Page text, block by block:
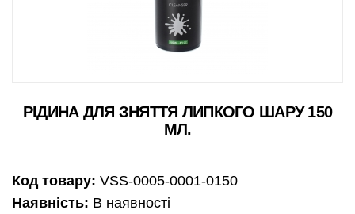
РІДИНА ДЛЯ ЗНЯТТЯ ЛИПКОГО ШАРУ 150
МЛ.
Код товару: VSS-0005-0001-0150
Наявність: В наявності